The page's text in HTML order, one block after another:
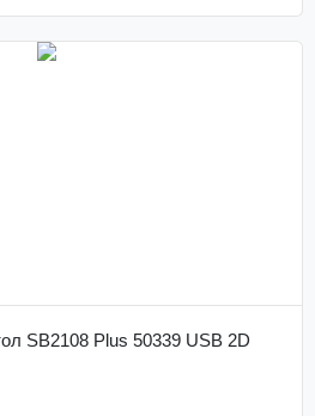
SB2108 Plus 50339 USB 2D